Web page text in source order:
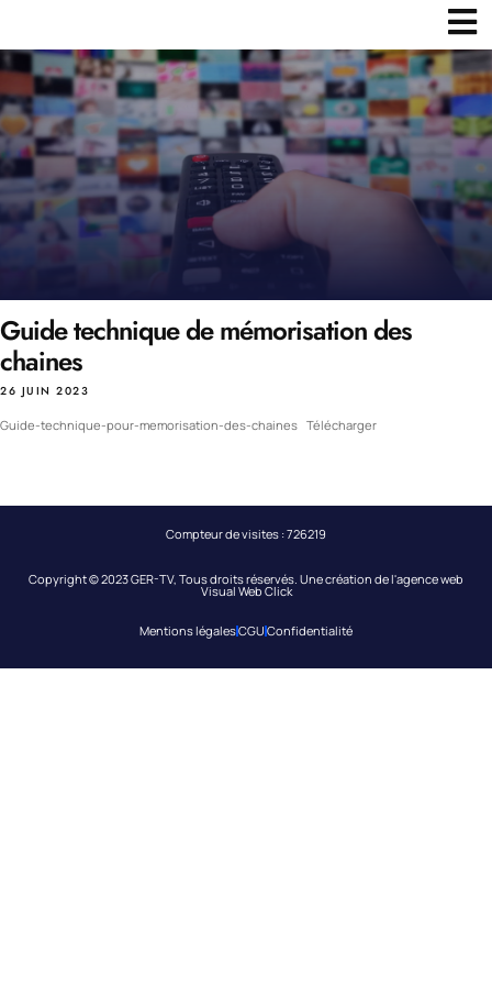
Guide technique de mémorisation des
chaines
26 JUIN 2023
Guide-technique-pour-memorisation-des-chaines Télécharger
Compteur de visites :726219
Copyright © 2023 GER-TV, Tous droits réservés. Une création de l'agence web
Visual Web Click
Mentions légalesCGU Confidentialité